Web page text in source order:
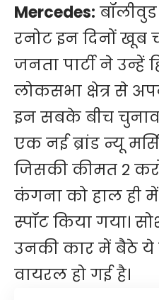
Mercedes:
रनोट इन दिनों खूब
जनता पार्टी ने उन्हें
लोकसभा क्षेत्र से
इन सबके बीच
एक नई ब्रांड न्यू
जिसकी कीमत 2
कंगना को हाल ही
स्पॉट किया गया।
उनकी कार में बैठे ये
वायरल हो गई है।